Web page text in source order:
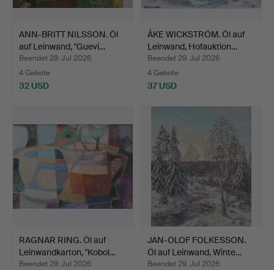
ANN-BRITT NILSSON. Öl
auf Leinwand, "Guevi…
Beendet 29. Jul 2026
4 Gebote
32 USD
ÅKE WICKSTRÖM. Öl auf
Leinwand, Hofauktion…
Beendet 29. Jul 2026
4 Gebote
37 USD
RAGNAR RING. Öl auf
Leinwandkarton, "Kobol…
Beendet 29. Jul 2026
JAN-OLOF FOLKESSON.
Öl auf Leinwand, Winte…
Beendet 29. Jul 2026